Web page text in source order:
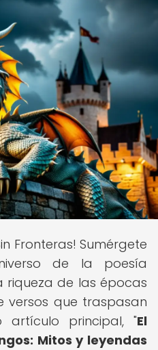
Fronteras! Sumérgete
de la poesía
riqueza de las épocas
versos que traspasan
artículo principal, "El
Mitos y leyendas